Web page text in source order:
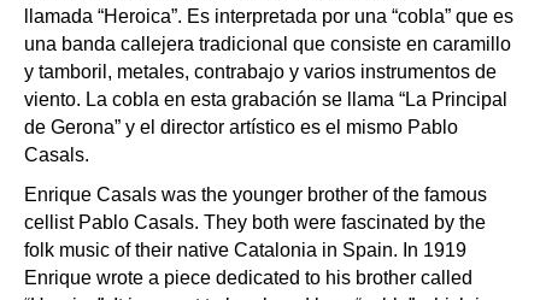
llamada “Heroica”. Es interpretada por una “cobla” que es
una banda callejera tradicional que consiste en caramillo
y tamboril, metales, contrabajo y varios instrumentos de
viento. La cobla en esta grabación se llama “La Principal
de Gerona” y el director artístico es el mismo Pablo
Casals.
Enrique Casals was the younger brother of the famous
cellist Pablo Casals. They both were fascinated by the
folk music of their native Catalonia in Spain. In 1919
Enrique wrote a piece dedicated to his brother called